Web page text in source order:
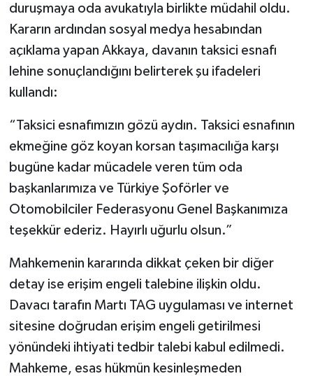
duruşmaya oda avukatıyla birlikte müdahil oldu.
Kararın ardından sosyal medya hesabından
açıklama yapan Akkaya, davanın taksici esnafı
lehine sonuçlandığını belirterek şu ifadeleri
kullandı:
“Taksici esnafımızın gözü aydın. Taksici esnafının
ekmeğine göz koyan korsan taşımacılığa karşı
bugüne kadar mücadele veren tüm oda
başkanlarımıza ve Türkiye Şoförler ve
Otomobilciler Federasyonu Genel Başkanımıza
teşekkür ederiz. Hayırlı uğurlu olsun.”
Mahkemenin kararında dikkat çeken bir diğer
detay ise erişim engeli talebine ilişkin oldu.
Davacı tarafın Martı TAG uygulaması ve internet
sitesine doğrudan erişim engeli getirilmesi
yönündeki ihtiyati tedbir talebi kabul edilmedi.
Mahkeme, esas hükmün kesinleşmeden